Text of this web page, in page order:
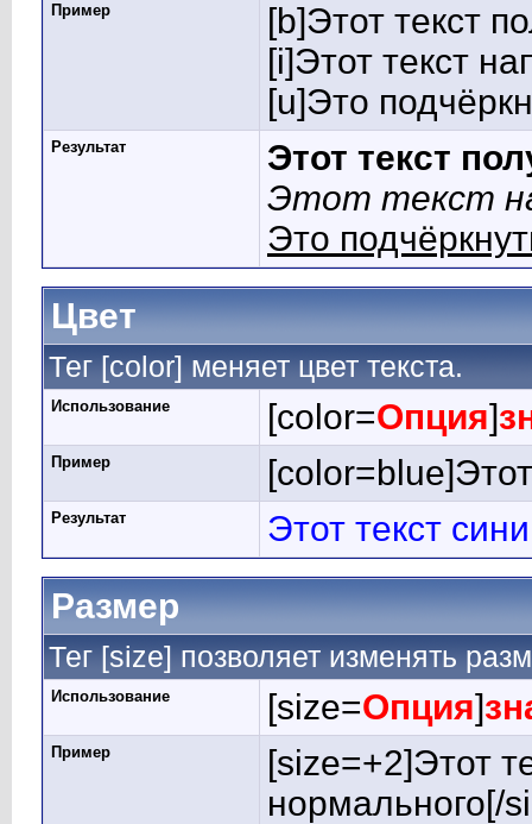
Пример
[b]Этот текст
[i]Этот текст
[u]Это
Результат
Этот текст
Этот текст
Это
Цвет
Тег [color] меняет цвет текста.
Использование [color=Опция]
Пример
Результат
Этот текст
Размер
Тег [size] позволяет изменять
Использование [size=Опция]
Пример
[size=+2]Этот
нормального[/